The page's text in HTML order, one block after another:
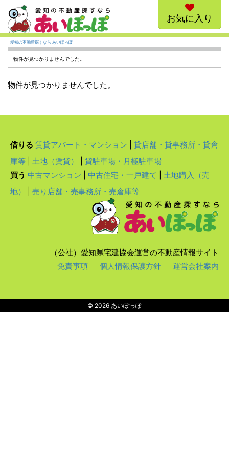
お気に入り
愛知の不動産探すなら あいぽっぽ
物件が見つかりませんでした。
物件が見つかりませんでした。
借りる 賃貸アパート・マンション
貸店舗・貸事務所・貸倉
庫等
土地（賃貸）
貸駐車場・月極駐車場
買う 中古マンション 中古住宅・一戸建て
土地購入（売
地）
売り店舗・売事務所・売倉庫等
（公社）愛知県宅建協会運営の不動産情報サイト
免責事項 ｜ 個人情報保護方針 ｜ 運営会社案内
© 2026 あいぽっぽ